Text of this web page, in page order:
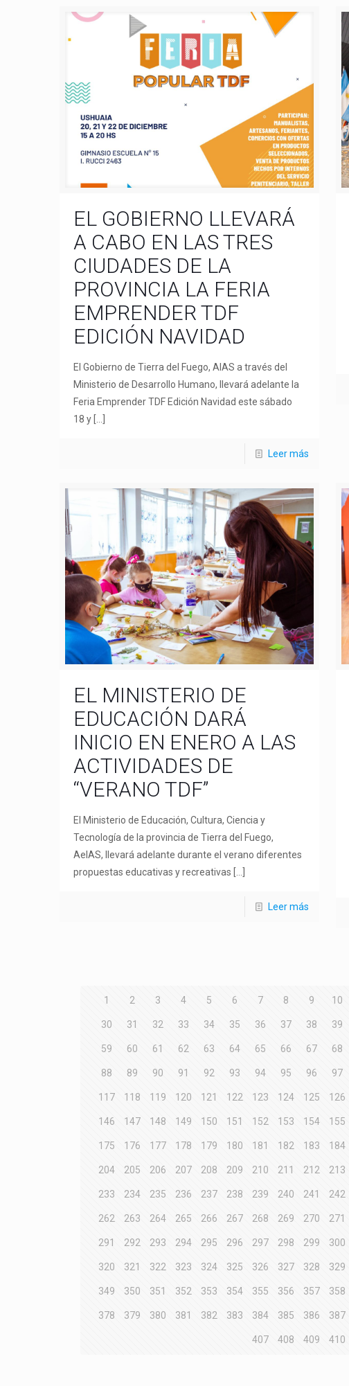
EL GOBIERNO LLEVARÁ
A CABO EN LAS TRES
CIUDADES DE LA
PROVINCIA LA FERIA
EMPRENDER TDF
EDICIÓN NAVIDAD
El Gobierno de Tierra del Fuego, AIAS a través del
Ministerio de Desarrollo Humano, llevará adelante la
Feria Emprender TDF Edición Navidad este sábado
18 y
Leer más
EL MINISTERIO DE
EDUCACIÓN DARÁ
INICIO EN ENERO A LAS
ACTIVIDADES DE
“VERANO TDF”
El Ministerio de Educación, Cultura, Ciencia y
Tecnología de la provincia de Tierra del Fuego,
AeIAS, llevará adelante durante el verano diferentes
propuestas educativas y recreativas
Leer más
1 2 3 4 5 6 7 8 9 10
30 31 32 33 34 35 36 37 38 39
59 60 61 62 63 64 65 66 67 68
88 89 90 91 92 93 94 95 96 97
117 118 119 120 121 122 123 124 125 126
146 147 148 149 150 151 152 153 154 155
175 176 177 178 179 180 181 182 183 184
204 205 206 207 208 209 210 211 212 213
233 234 235 236 237 238 239 240 241 242
262 263 264 265 266 267 268 269 270 271
291 292 293 294 295 296 297 298 299 300
320 321 322 323 324 325 326 327 328 329
349 350 351 352 353 354 355 356 357 358
378 379 380 381 382 383 384 385 386 387
407 408 409 410